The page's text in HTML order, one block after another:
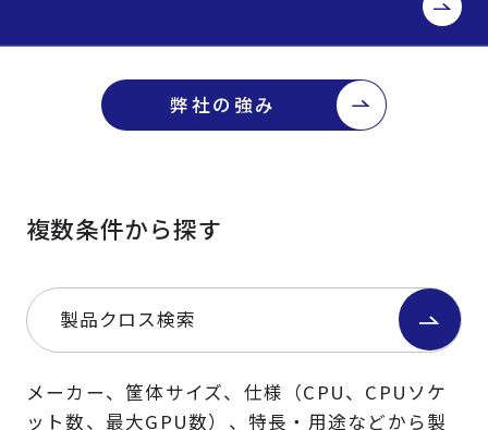
弊社の強み
複数条件から探す
製品クロス検索
メーカー、筐体サイズ、仕様（CPU、CPUソケ
ット数、最大GPU数）、特長・用途などから製